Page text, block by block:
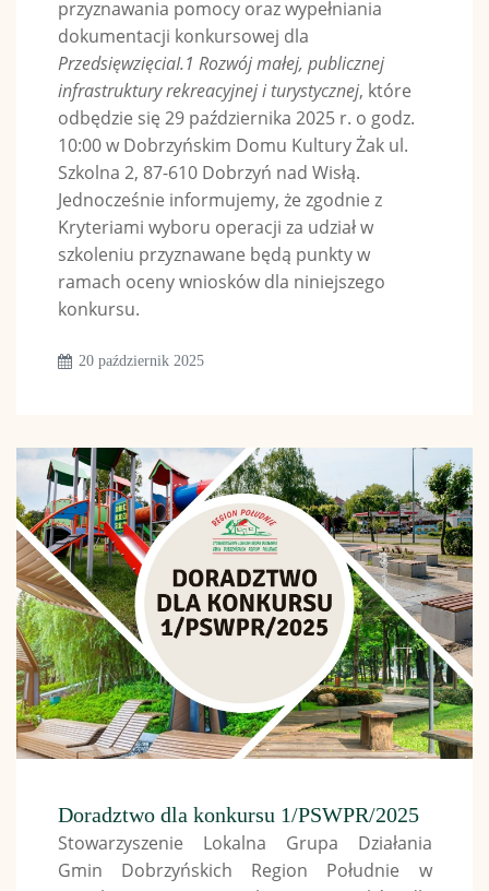
przyznawania pomocy oraz wypełniania
dokumentacji konkursowej dla
PrzedsięwzięciaI.1 Rozwój małej, publicznej
infrastruktury rekreacyjnej i turystycznej, które
odbędzie się 29 października 2025 r. o godz.
10:00 w Dobrzyńskim Domu Kultury Żak ul.
Szkolna 2, 87-610 Dobrzyń nad Wisłą.
Jednocześnie informujemy, że zgodnie z
Kryteriami wyboru operacji za udział w
szkoleniu przyznawane będą punkty w
ramach oceny wniosków dla niniejszego
konkursu.
20 październik 2025
Doradztwo dla konkursu 1/PSWPR/2025
Stowarzyszenie Lokalna Grupa Działania
Gmin Dobrzyńskich Region Południe w